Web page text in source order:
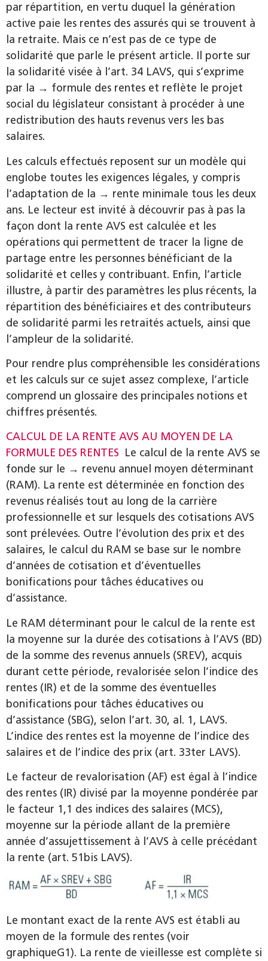
par répartition, en vertu duquel la génération
active paie les rentes des assurés qui se trouvent à
la retraite. Mais ce n’est pas de ce type de
solidarité que parle le présent article. Il porte sur
la solidarité visée à l’art. 34 LAVS, qui s’exprime
par la → formule des rentes et reflète le projet
social du législateur consistant à procéder à une
redistribution des hauts revenus vers les bas
salaires.
Les calculs effectués reposent sur un modèle qui
englobe toutes les exigences légales, y compris
l’adaptation de la → rente minimale tous les deux
ans. Le lecteur est invité à découvrir pas à pas la
façon dont la rente AVS est calculée et les
opérations qui permettent de tracer la ligne de
partage entre les personnes bénéficiant de la
solidarité et celles y contribuant. Enfin, l’article
illustre, à partir des paramètres les plus récents, la
répartition des bénéficiaires et des contributeurs
de solidarité parmi les retraités actuels, ainsi que
l’ampleur de la solidarité.
Pour rendre plus compréhensible les considérations
et les calculs sur ce sujet assez complexe, l’article
comprend un glossaire des principales notions et
chiffres présentés.
CALCUL DE LA RENTE AVS AU MOYEN DE LA
FORMULE DES RENTES Le calcul de la rente AVS se
fonde sur le → revenu annuel moyen déterminant
(RAM). La rente est déterminée en fonction des
revenus réalisés tout au long de la carrière
professionnelle et sur lesquels des cotisations AVS
sont prélevées. Outre l’évolution des prix et des
salaires, le calcul du RAM se base sur le nombre
d’années de cotisation et d’éventuelles
bonifications pour tâches éducatives ou
d’assistance.
Le RAM déterminant pour le calcul de la rente est
la moyenne sur la durée des cotisations à l’AVS (BD)
de la somme des revenus annuels (SREV), acquis
durant cette période, revalorisée selon l’indice des
rentes (IR) et de la somme des éventuelles
bonifications pour tâches éducatives ou
d’assistance (SBG), selon l’art. 30, al. 1, LAVS.
L’indice des rentes est la moyenne de l’indice des
salaires et de l’indice des prix (art. 33ter LAVS).
Le facteur de revalorisation (AF) est égal à l’indice
des rentes (IR) divisé par la moyenne pondérée par
le facteur 1,1 des indices des salaires (MCS),
moyenne sur la période allant de la première
année d’assujettissement à l’AVS à celle précédant
la rente (art. 51bis LAVS).
Le montant exact de la rente AVS est établi au
moyen de la formule des rentes (voir
graphiqueG1). La rente de vieillesse est complète si